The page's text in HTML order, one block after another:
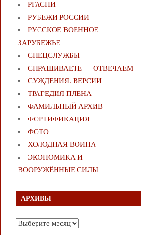
РГАСПИ
РУБЕЖИ РОССИИ
РУССКОЕ ВОЕННОЕ
ЗАРУБЕЖЬЕ
СПЕЦСЛУЖБЫ
СПРАШИВАЕТЕ — ОТВЕЧАЕМ
СУЖДЕНИЯ. ВЕРСИИ
ТРАГЕДИЯ ПЛЕНА
ФАМИЛЬНЫЙ АРХИВ
ФОРТИФИКАЦИЯ
ФОТО
ХОЛОДНАЯ ВОЙНА
ЭКОНОМИКА И
ВООРУЖЁННЫЕ СИЛЫ
АРХИВЫ
Архивы